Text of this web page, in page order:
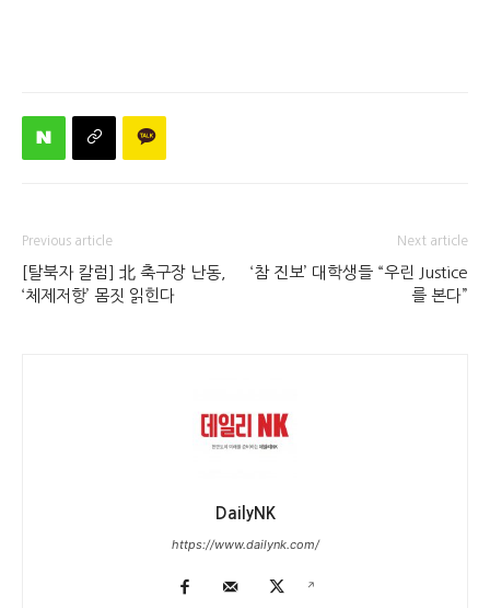
Previous article
[탈북자 칼럼] 北 축구장 난동,
‘체제저항’ 몸짓 읽힌다
Next article
‘참 진보’ 대학생들 “우린 Justice
를 본다”
DailyNK
https://www.dailynk.com/